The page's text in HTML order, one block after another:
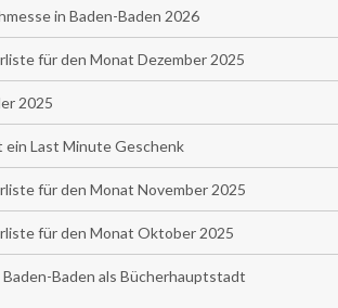
in Baden-Baden 2026
für den Monat Dezember 2025
2025
ein Last Minute Geschenk
für den Monat November 2025
für den Monat Oktober 2025
Baden als Bücherhauptstadt